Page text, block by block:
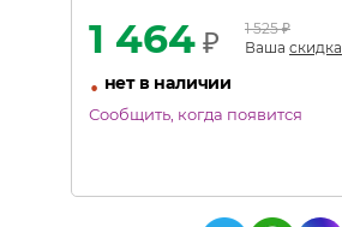
1 464 ₽ 1 525₽
Ваша скидка
• нет в наличии
Сообщить, когда появится